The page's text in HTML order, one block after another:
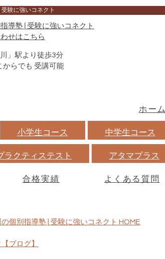
験に強いコネクト
」駅より徒歩3分
からでも 受講可能
ホーム
小学生コース
中学生コース
ラクティステスト
アタマプラス
合格実績 よくある質問
個別指導塾 | 受験に強いコネクト HOME
ブログ】